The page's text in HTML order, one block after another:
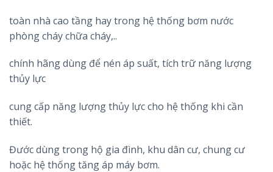
toàn nhà cao tầng hay trong hệ thống bơm nước
phòng cháy chữa cháy,..
chính hãng dùng để nén áp suất, tích trữ năng lượng
thủy lực
cung cấp năng lượng thủy lực cho hệ thống khi cần
thiết.
Đước dùng trong hộ gia đình, khu dân cư, chung cư
hoặc hệ thống tăng áp máy bơm.